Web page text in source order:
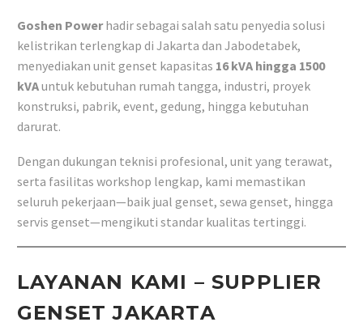
Goshen Powerhadir sebagai salah satu penyedia solusi
kelistrikan terlengkap di Jakarta dan Jabodetabek,
menyediakan unit genset kapasitas 16 kVA hingga 1500
kVAuntuk kebutuhan rumah tangga, industri, proyek
konstruksi, pabrik, event, gedung, hingga kebutuhan
darurat.
Dengan dukungan teknisi profesional, unit yang terawat,
serta fasilitas workshop lengkap, kami memastikan
seluruh pekerjaan—baik jual genset, sewa genset, hingga
servis genset—mengikuti standar kualitas tertinggi.
LAYANAN KAMI – SUPPLIER
GENSET JAKARTA